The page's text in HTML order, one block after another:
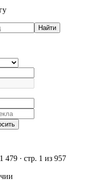
Найти
479 · стр. 1 из 957